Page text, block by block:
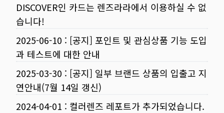
DISCOVER인 카드는 렌즈라라에서 이용하실 수 없
습니다!
2025-06-10 : [공지] 포인트 및 관심상품 기능 도입
과 테스트에 대한 안내
2025-03-30 : [공지] 일부 브랜드 상품의 입출고 지
연안내(7월 14일 갱신)
2024-04-01 : 컬러렌즈 레포트가 추가되었습니다.